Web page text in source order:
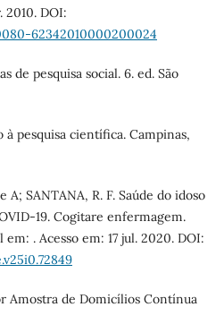
2010. DOI:
62342010000200024
de pesquisa social. 6. ed. São
à pesquisa científica. Campinas,
A; SANTANA, R. F. Saúde do idoso
19. Cogitare enfermagem.
. Acesso em: 17 jul. 2020. DOI:
Amostra de Domicílios Contínua